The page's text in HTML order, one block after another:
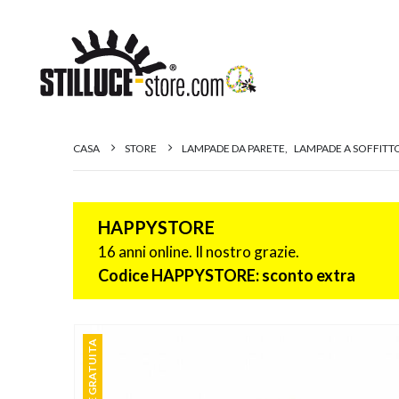
CASA STORE LAMPADE DA PARETE, LAMPADE A
HAPPYSTORE
16 anni online. Il nostro grazie.
Codice HAPPYSTORE: sconto extra